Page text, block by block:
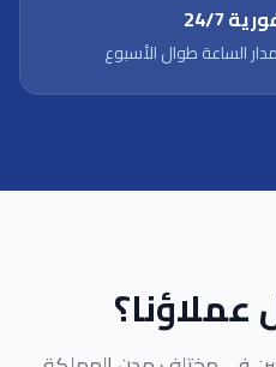
24/7
الساعة طوال الأسبوع
عملاؤنا؟